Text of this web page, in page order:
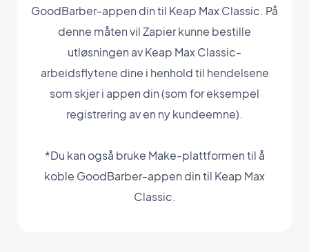
GoodBarber-appen din til Keap Max Classic. På
denne måten vil Zapier kunne bestille
utløsningen av Keap Max Classic-
arbeidsflytene dine i henhold til hendelsene
som skjer i appen din (som for eksempel
registrering av en ny kundeemne).
*Du kan også bruke Make-plattformen til å
koble GoodBarber-appen din til Keap Max
Classic.